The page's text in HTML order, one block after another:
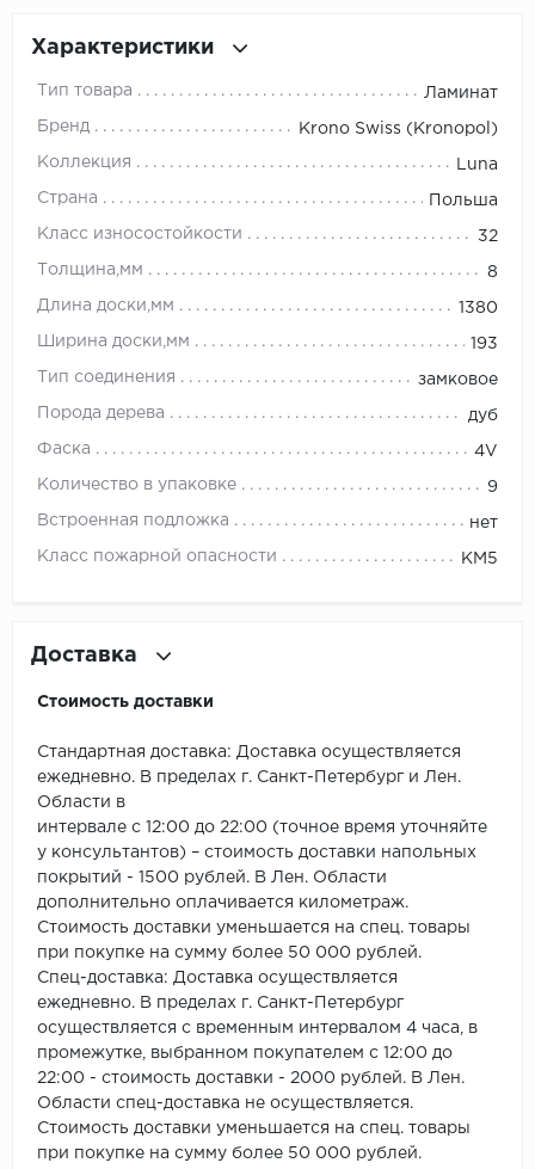
No brand
Pergo
Quality Flooring
Smartprofile
SPC Flooring
SPC Promo
SPC Stronghold
TANTO
Tarkett
Tulesna
Характеристики
Тип товара Ламинат
Бренд Krono Swiss (Kronopol)
Коллекция Luna
Страна Польша
Класс износостойкости 32
Толщина,мм 8
Длина доски,мм 1380
Ширина доски,мм 193
Тип соединения замковое
Порода дерева дуб
Фаска 4V
Количество в упаковке 9
Встроенная подложка нет
Класс пожарной опасности КМ5
Доставка
Стоимость доставки
Стандартная доставка: Доставка осуществляется
ежедневно. В пределах г. Санкт-Петербург и Лен.
Области в
интервале с 12:00 до 22:00 (точное время уточняйте
у консультантов) – стоимость доставки напольных
покрытий - 1500 рублей. В Лен. Области
дополнительно оплачивается километраж.
Стоимость доставки уменьшается на спец. товары
при покупке на сумму более 50 000 рублей.
Спец-доставка: Доставка осуществляется
ежедневно. В пределах г. Санкт-Петербург
осуществляется с временным интервалом 4 часа, в
промежутке, выбранном покупателем с 12:00 до
22:00 - стоимость доставки - 2000 рублей. В Лен.
Области спец-доставка не осуществляется.
Стоимость доставки уменьшается на спец. товары
при покупке на сумму более 50 000 рублей.